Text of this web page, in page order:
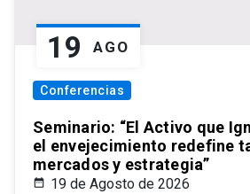
19 AGO
Conferencias
Seminario: “El Activo que
el envejecimiento redefine
mercados y estrategia”
19 de Agosto de 2026